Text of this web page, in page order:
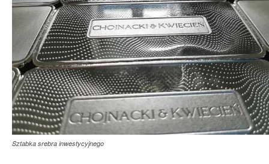
Sztabka srebra inwestycyjnego